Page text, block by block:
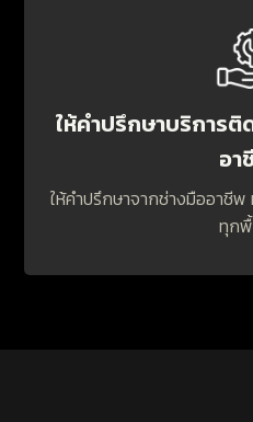
ให้คำปรึกษาบริการ
อา
ให้คำปรึกษาจากช่างมืออาชี
ทุก